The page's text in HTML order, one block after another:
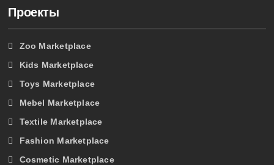
Проекты
Zoo Marketplace
Kids Marketplace
Toys Marketplace
Mebel Marketplace
Textile Marketplace
Fashion Marketplace
Cosmetic Marketplace